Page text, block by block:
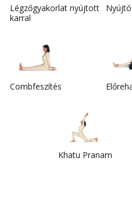
Légzőgyakorlat nyújtott
karral
Combfeszítés
Khatu Pranam